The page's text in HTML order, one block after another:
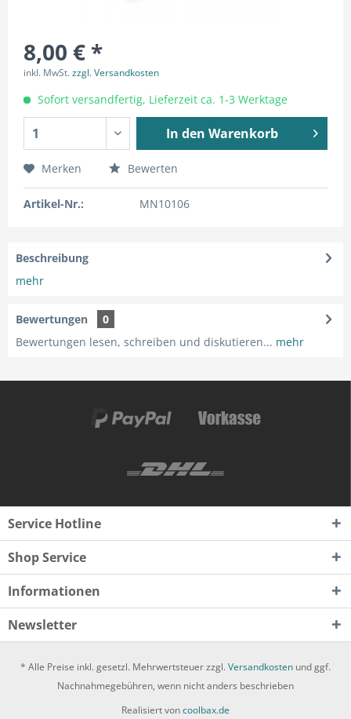
8,00 € *
inkl. MwSt.zzgl. Versandkosten
Sofort versandfertig, Lieferzeit ca. 1-3 Werktage
In den Warenkorb
Merken Bewerten
Artikel-Nr.: MN10106
Beschreibung
mehr
Bewertungen
0
Bewertungen lesen, schreiben und diskutieren... mehr
Service Hotline
Shop Service
Informationen
Newsletter
* Alle Preise inkl. gesetzl. Mehrwertsteuer zzgl. Versandkosten und ggf.
Nachnahmegebühren, wenn nicht anders beschrieben
Realisiert voncoolbax.de